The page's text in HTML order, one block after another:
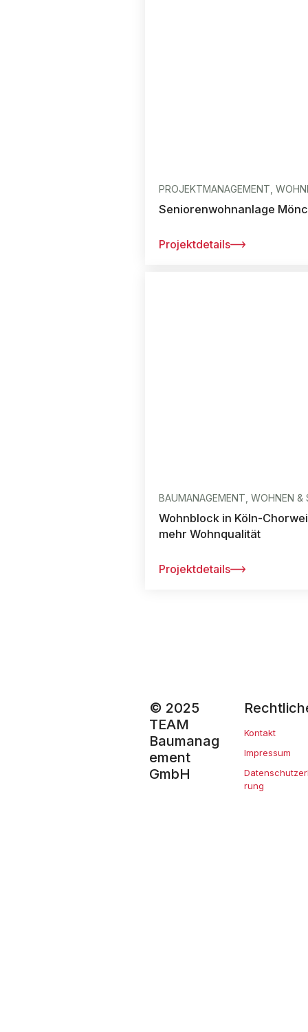
PROJEKTMANAGEMENT,
Seniorenwohnanlage
Projektdetails
BAUMANAGEMENT, WOHNEN &
Wohnblock in Köln-
mehr Wohnqualität
Projektdetails
© 2025
TEAM
Baumanag
ement
GmbH
Kontakt
Impressum
rung